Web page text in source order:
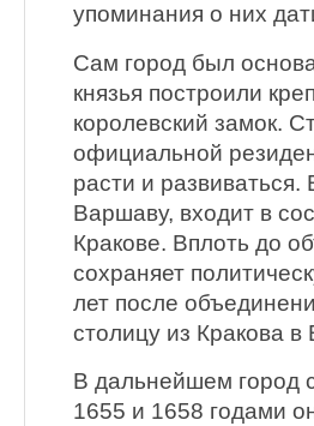
упоминания о них
Сам город был
князья построили
королевский замок.
официальной
расти и
Варшаву, входит в
Кракове. Вплоть до
сохраняет
лет после
столицу из Кракова в
В дальнейшем город
1655 и 1658 годами